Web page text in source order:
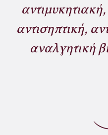
αντισηπτική,
αναλγητική